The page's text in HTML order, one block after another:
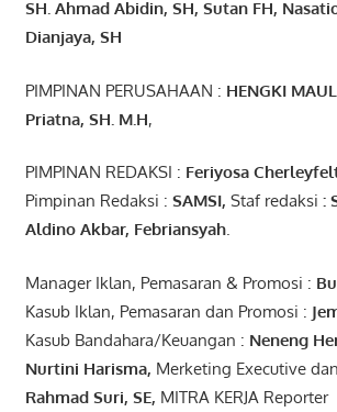
SH. Ahmad Abidin, SH, SutanFH,
Dianjaya, SH
PIMPINAN PERUSAHAAN : HENGKI
Priatna, SH . M.H,
PIMPINAN REDAKSI : Feriyosa
Pimpinan Redaksi : SAMSI, Staf redaksi :
Aldino Akbar, Febriansyah.
Manager Iklan, Pemasaran & Promosi :
Kasub Iklan, Pemasaran dan Promosi :
Kasub Bandahara/Keuangan : Neneng
Nurtini Harisma, Merketing Executive
Rahmad Suri, SE, MITRA KERJA